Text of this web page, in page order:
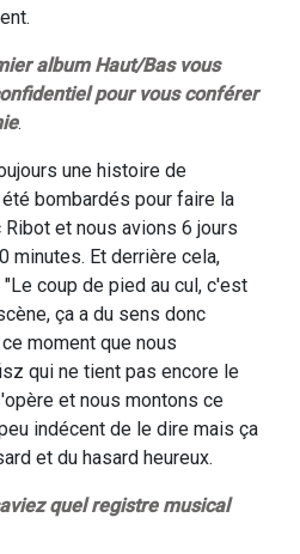
album Haut/Bas vous
pour vous conférer
.
une histoire de
bombardés pour faire la
et nous avions 6 jours
minutes. Et derrière cela,
coup de pied au cul, c'est
ça a du sens donc
moment que nous
qui ne tient pas encore le
et nous montons ce
indécent de le dire mais ça
et du hasard heureux.
quel registre musical